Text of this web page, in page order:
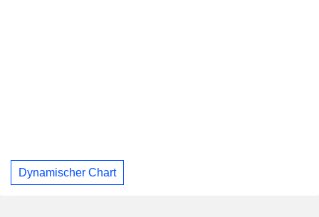
Dynamischer Chart